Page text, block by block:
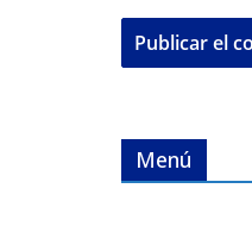
Menú